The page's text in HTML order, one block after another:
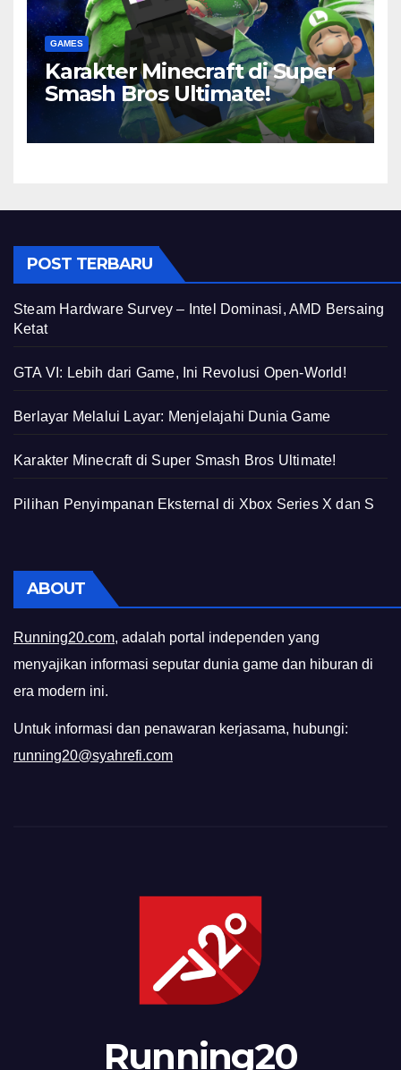
GAMES
Karakter Minecraft di Super
Smash Bros Ultimate!
POST TERBARU
Steam Hardware Survey – Intel Dominasi, AMD Bersaing
Ketat
GTA VI: Lebih dari Game, Ini Revolusi Open-World!
Berlayar Melalui Layar: Menjelajahi Dunia Game
Karakter Minecraft di Super Smash Bros Ultimate!
Pilihan Penyimpanan Eksternal di Xbox Series X dan S
ABOUT
Running20.com, adalah portal independen yang
menyajikan informasi seputar dunia game dan hiburan di
era modern ini.
Untuk informasi dan penawaran kerjasama, hubungi:
running20@syahrefi.com
Running20